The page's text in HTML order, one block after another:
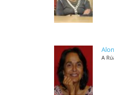
A